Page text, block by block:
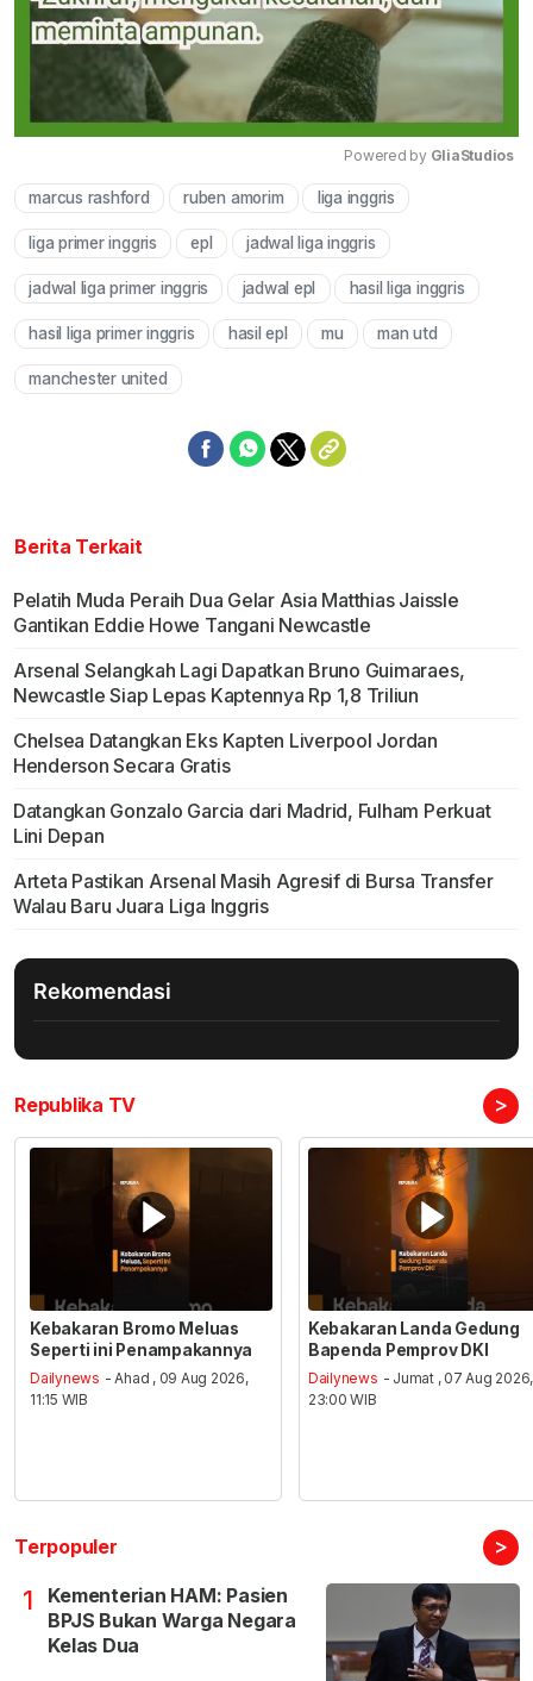
Powered by GliaStudios
marcus rashford ruben amorim liga inggris
liga primer inggris epl jadwal liga inggris
jadwal liga primer inggris jadwal epl hasil liga inggris
hasil liga primer inggris hasil epl mu man utd
manchester united
Berita Terkait
Pelatih Muda Peraih Dua Gelar Asia Matthias Jaissle
Gantikan Eddie Howe Tangani Newcastle
Arsenal Selangkah Lagi Dapatkan Bruno Guimaraes,
Newcastle Siap Lepas Kaptennya Rp 1,8 Triliun
Chelsea Datangkan Eks Kapten Liverpool Jordan
Henderson Secara Gratis
Datangkan Gonzalo Garcia dari Madrid, Fulham Perkuat
Lini Depan
Arteta Pastikan Arsenal Masih Agresif di Bursa Transfer
Walau Baru Juara Liga Inggris
Rekomendasi
Republika TV >
Kebakaran Bromo Meluas
Seperti ini Penampakannya
Dailynews - Ahad , 09 Aug 2026,
11:15 WIB
Kebakaran Landa Gedung
Bapenda Pemprov DKI
Dailynews - Jumat , 07 Aug 2026,
23:00 WIB
Terpopuler >
1
Kementerian HAM: Pasien
BPJS Bukan Warga Negara
Kelas Dua